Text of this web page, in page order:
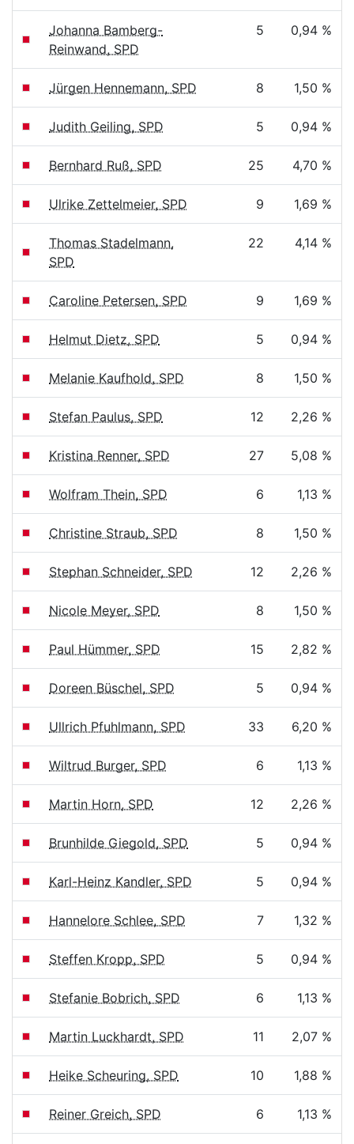
Johanna Bamberg-
Reinwand, SPD
5 0,94 %
Jürgen Hennemann, SPD 8 1,50 %
Judith Geiling, SPD 5 0,94 %
Bernhard Ruß, SPD 25 4,70 %
Ulrike Zettelmeier, SPD 9 1,69 %
Thomas Stadelmann,
SPD
22 4,14 %
Caroline Petersen, SPD 9 1,69 %
Helmut Dietz, SPD 5 0,94 %
Melanie Kaufhold, SPD 8 1,50 %
Stefan Paulus, SPD 12 2,26 %
Kristina Renner, SPD 27 5,08 %
Wolfram Thein, SPD 6 1,13 %
Christine Straub, SPD 8 1,50 %
Stephan Schneider, SPD 12 2,26 %
Nicole Meyer, SPD 8 1,50 %
Paul Hümmer, SPD 15 2,82 %
Doreen Büschel, SPD 5 0,94 %
Ullrich Pfuhlmann, SPD 33 6,20 %
Wiltrud Burger, SPD 6 1,13 %
Martin Horn, SPD 12 2,26 %
Brunhilde Giegold, SPD 5 0,94 %
Karl-Heinz Kandler, SPD 5 0,94 %
Hannelore Schlee, SPD 7 1,32 %
Steffen Kropp, SPD 5 0,94 %
Stefanie Bobrich, SPD 6 1,13 %
Martin Luckhardt, SPD 11 2,07 %
Heike Scheuring, SPD 10 1,88 %
Reiner Greich, SPD 6 1,13 %